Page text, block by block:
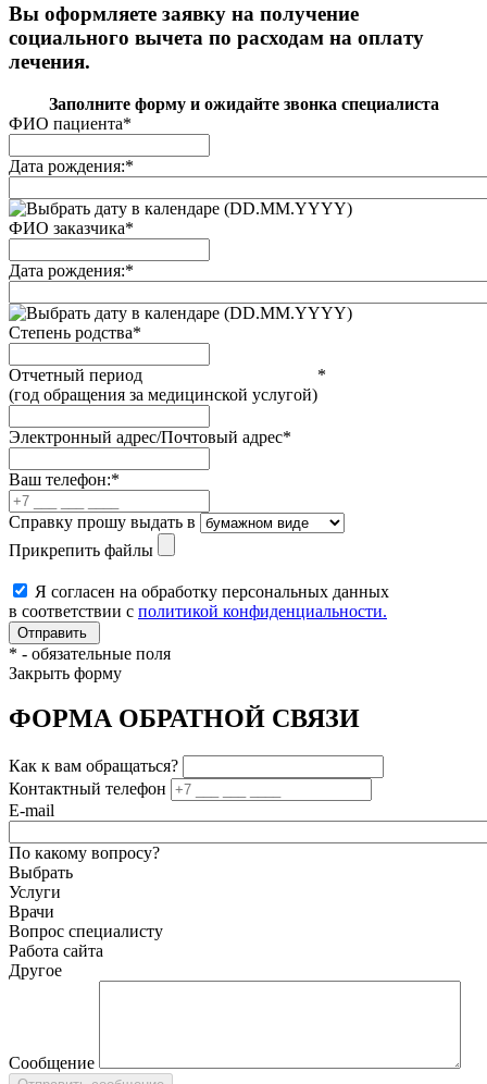
Вы оформляете заявку на получение
социального вычета по расходам на оплату
лечения.
Заполните форму и ожидайте звонка специалиста
ФИО пациента*
Дата рождения:*
(DD.MM.YYYY)
ФИО заказчика*
Дата рождения:*
(DD.MM.YYYY)
Степень родства*
Отчетный период
(год обращения за медицинской услугой)
*
Электронный адрес/Почтовый адрес*
Ваш телефон:*
Справку прошу выдать в
Прикрепить файлы
Я согласен на обработку персональных данных
в соответствии с политикой конфиденциальности.
* - обязательные поля
Закрыть форму
ФОРМА ОБРАТНОЙ СВЯЗИ
Как к вам обращаться?
Контактный телефон
E-mail
По какому вопросу?
Выбрать
Услуги
Врачи
Вопрос специалисту
Работа сайта
Другое
Сообщение